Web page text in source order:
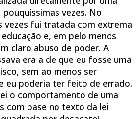
vezes. No
vezes fui tratada com extrema
e, em pelo menos
claro abuso de poder. A
era a de que eu fosse uma
sem ao menos ser
eu poderia ter feito de errado.
o comportamento de uma
com base no texto da lei